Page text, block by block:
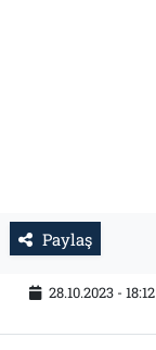
Paylaş
28.10.2023 - 18:12